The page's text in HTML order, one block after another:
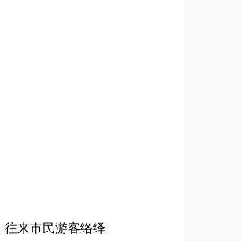
往来市民游客络绎